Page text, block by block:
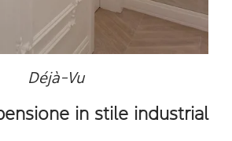
Déjà-Vu
in stile industrial